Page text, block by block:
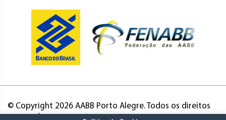
© Copyright 2026 AABB Porto Alegre. Todos os direitos